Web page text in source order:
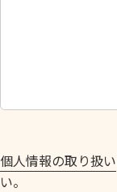
だ
い
。
個人情報の取り扱い
い。